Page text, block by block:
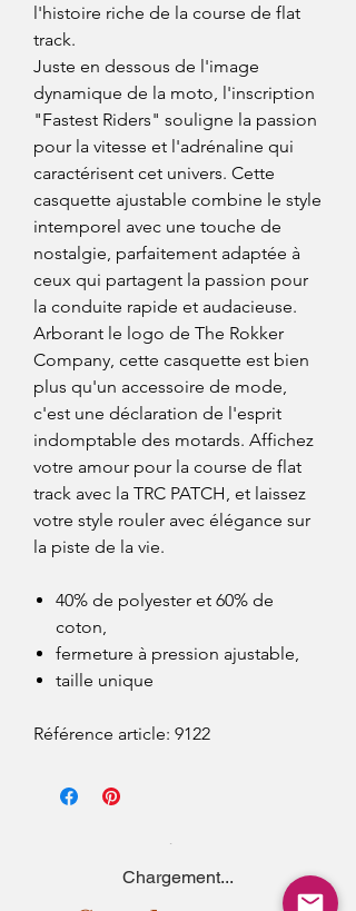
l'histoire riche de la course de flat
track.
Juste en dessous de l'image
dynamique de la moto, l'inscription
"Fastest Riders" souligne la passion
pour la vitesse et l'adrénaline qui
caractérisent cet univers. Cette
casquette ajustable combine le style
intemporel avec une touche de
nostalgie, parfaitement adaptée à
ceux qui partagent la passion pour
la conduite rapide et audacieuse.
Arborant le logo de The Rokker
Company, cette casquette est bien
plus qu'un accessoire de mode,
c'est une déclaration de l'esprit
indomptable des motards. Affichez
votre amour pour la course de flat
track avec la TRC PATCH, et laissez
votre style rouler avec élégance sur
la piste de la vie.
40% de polyester et 60% de
coton,
fermeture à pression ajustable,
taille unique
Référence article: 9122
Chargement...